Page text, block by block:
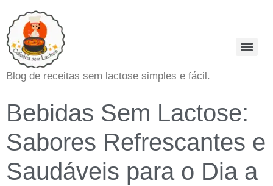
Blog de receitas sem lactose simples e fácil.
Bebidas Sem Lactose:
Sabores Refrescantes e
Saudáveis para o Dia a